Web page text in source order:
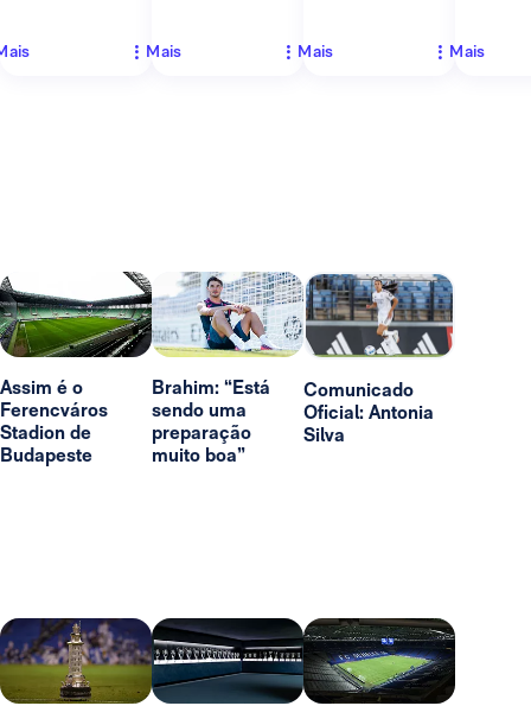
Mais Mais Mais
Assim é o
Ferencváros
Stadion de
Budapeste
Brahim: “Está
sendo uma
preparação
muito boa”
Comunicado
Oficial: Antonia
Silva